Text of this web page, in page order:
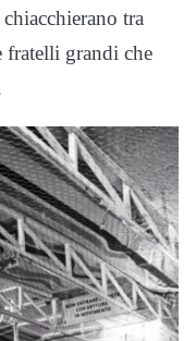
tra
grandi che